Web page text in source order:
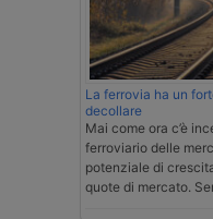
La ferrovia ha un
decollare
Mai come ora c’è
ferroviario delle
potenziale di
quote di mercato.